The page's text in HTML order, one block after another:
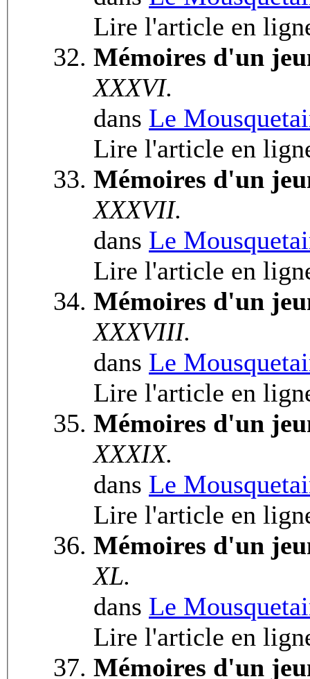
Lire l'article en
Mémoires d'un
XXXVI.
dans Le
Lire l'article en
Mémoires d'un
XXXVII.
dans Le
Lire l'article en
Mémoires d'un
XXXVIII.
dans Le
Lire l'article en
Mémoires d'un
XXXIX.
dans Le
Lire l'article en
Mémoires d'un
XL.
dans Le
Lire l'article en
Mémoires d'un